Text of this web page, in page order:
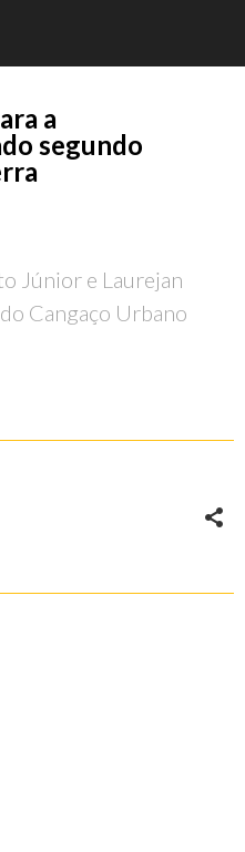
a
segundo
Júnior e Laurejan
Cangaço Urbano